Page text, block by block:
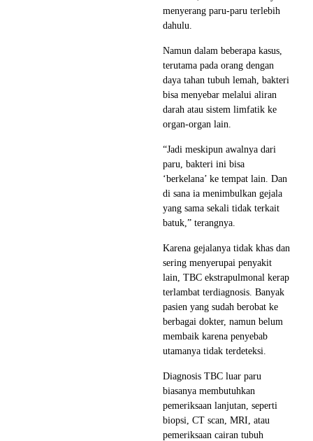
menyerang paru-paru terlebih
dahulu.
Namun dalam beberapa kasus,
terutama pada orang dengan
daya tahan tubuh lemah, bakteri
bisa menyebar melalui aliran
darah atau sistem limfatik ke
organ-organ lain.
“Jadi meskipun awalnya dari
paru, bakteri ini bisa
‘berkelana’ ke tempat lain. Dan
di sana ia menimbulkan gejala
yang sama sekali tidak terkait
batuk,” terangnya.
Karena gejalanya tidak khas dan
sering menyerupai penyakit
lain, TBC ekstrapulmonal kerap
terlambat terdiagnosis. Banyak
pasien yang sudah berobat ke
berbagai dokter, namun belum
membaik karena penyebab
utamanya tidak terdeteksi.
Diagnosis TBC luar paru
biasanya membutuhkan
pemeriksaan lanjutan, seperti
biopsi, CT scan, MRI, atau
pemeriksaan cairan tubuh